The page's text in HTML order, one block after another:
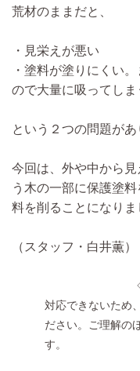
荒材のままだと、
・見栄えが悪い
・塗料が塗りにくい
ので大量に吸ってしま
という２つの問題があ
今回は、外や中から
う木の一部に保護塗
料を削ることになりま
（スタッフ・白井薫）
対応できないため、
ださい。ご理解の
す。